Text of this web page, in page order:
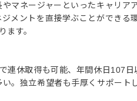
マネージャーといったキャリア
メントを直接学ぶことができる
ます。
連休取得も可能、年間休日107日
。独立希望者も手厚くサポート